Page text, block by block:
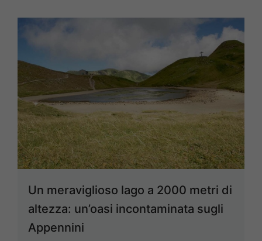
Un meraviglioso lago a 2000 metri di
altezza: un’oasi incontaminata sugli
Appennini